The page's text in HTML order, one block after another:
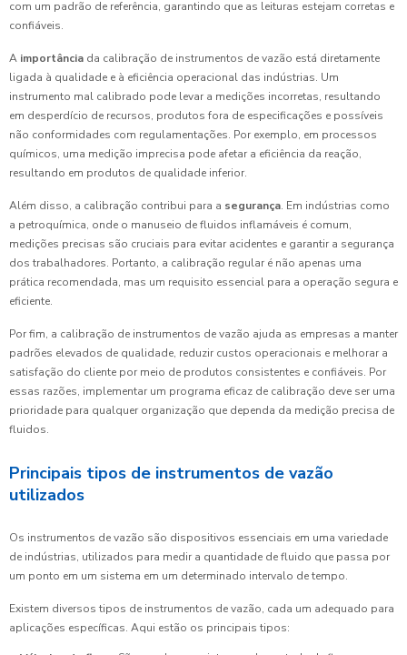
com um padrão de referência, garantindo que as leituras estejam corretas e
confiáveis.
A importância da calibração de instrumentos de vazão está diretamente
ligada à qualidade e à eficiência operacional das indústrias. Um
instrumento mal calibrado pode levar a medições incorretas, resultando
em desperdício de recursos, produtos fora de especificações e possíveis
não conformidades com regulamentações. Por exemplo, em processos
químicos, uma medição imprecisa pode afetar a eficiência da reação,
resultando em produtos de qualidade inferior.
Além disso, a calibração contribui para a segurança. Em indústrias como
a petroquímica, onde o manuseio de fluidos inflamáveis é comum,
medições precisas são cruciais para evitar acidentes e garantir a segurança
dos trabalhadores. Portanto, a calibração regular é não apenas uma
prática recomendada, mas um requisito essencial para a operação segura e
eficiente.
Por fim, a calibração de instrumentos de vazão ajuda as empresas a manter
padrões elevados de qualidade, reduzir custos operacionais e melhorar a
satisfação do cliente por meio de produtos consistentes e confiáveis. Por
essas razões, implementar um programa eficaz de calibração deve ser uma
prioridade para qualquer organização que dependa da medição precisa de
fluidos.
Principais tipos de instrumentos de vazão
utilizados
Os instrumentos de vazão são dispositivos essenciais em uma variedade
de indústrias, utilizados para medir a quantidade de fluido que passa por
um ponto em um sistema em um determinado intervalo de tempo.
Existem diversos tipos de instrumentos de vazão, cada um adequado para
aplicações específicas. Aqui estão os principais tipos: